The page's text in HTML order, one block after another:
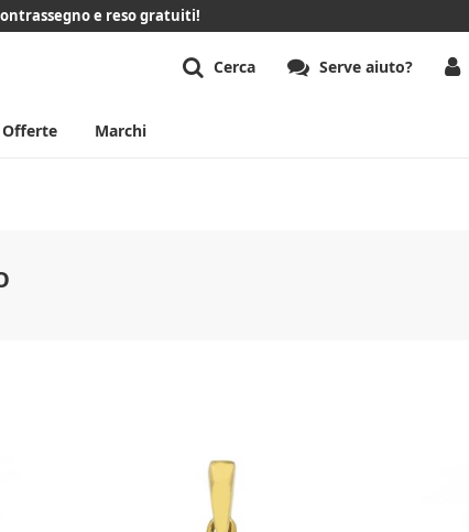
e reso gratuiti!
Cerca Serve aiuto?
Offerte Marchi